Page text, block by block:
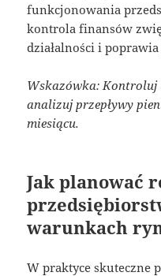
funkcjonowania
kontrola finansów
działalności i
Wskazówka: Kontroluj
analizuj przepływy
miesiącu.
Jak planować
warunkach
W praktyce skuteczne